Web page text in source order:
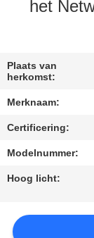
NIEUWS
OM EEN
CITAAT
het
Plaats van
herkomst:
Merknaam:
Certificering:
Modelnummer:
Hoog licht: